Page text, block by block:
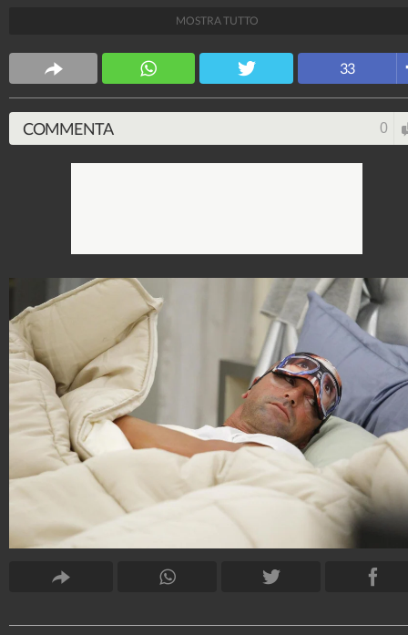
Spettacolo Fanpage
4.053.357.238 9.454 video 76.076 foto
MOSTRA TUTTO
33
COMMENTA 0